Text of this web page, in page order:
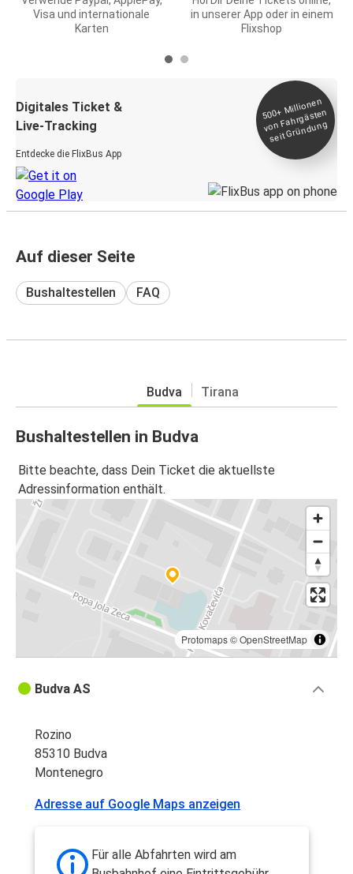
Visa und internationale
Karten
in unserer App oder in einem
Flixshop
Digitales Ticket &
Live-Tracking
Entdecke die FlixBus App
500+
Millionen
von Fahrgästen
seit
Gründung
Auf dieser Seite
Bushaltestellen FAQ
Budva Tirana
Bushaltestellen in Budva
Bitte beachte, dass Dein Ticket die aktuellste
Adressinformation enthält.
Protomaps©OpenStreetMap
Budva AS
Rozino
85310 Budva
Montenegro
Adresse auf Google Maps anzeigen
Für alle Abfahrten wird am